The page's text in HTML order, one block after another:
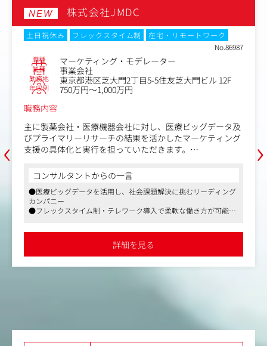
‹
NEW 株式会社JMDC
土日祝休み フレックスタイム制
在宅・リモートワーク
No.86987
職種 マーケティング・モデレーター
業種 事業会社
勤務地 東京都港区芝大門2丁目5-5住友芝大門ビル 12F
年収例
750万円～1,000万円
職務内容
主に製薬会社・医療機器会社に対し、医療ビッグデータ及
びプライマリーリサーチの結果を活かしたマーケティング
支援の具体化と実行を担っていただきます。
【具体的な業務内容】
・医師・患者を対象とした定性調査（インタビュー）の企
画設計・モデレーター
・リサーチ結果に基づくインサイト抽出および報告書作成
・医療ビッグデータ（レセプトデータ等）を活用した定性
・プロジェクトマネジメント
コンサルタントからの一言
●医療ビッグデータを活用し、社会課題解決に挑むリーディング
カンパニー
●フレックスタイム制・テレワーク導入で柔軟な働き方が可能
詳細を見る
›